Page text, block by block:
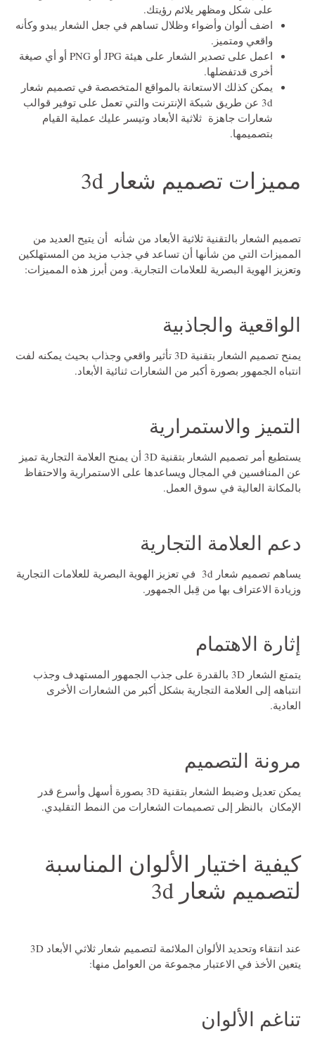
على شكل ومظهر يلائم رؤيتك.
اضف ألوان وأضواء وظلال تساهم في جعل الشعار يبدو وكأنه
واقعي ومتميز.
اعمل على تصدير الشعار على هيئة JPG أو PNG أو أي صيغة
أخرى قدتفضلها.
يمكن كذلك الاستعانة بالمواقع المتخصصة في تصميم شعار
3d عن طريق شبكة الإنترنت والتي تعمل على توفير قوالب
شعارات جاهزة ثلاثية الأبعاد وتيسر عليك عملية القيام
بتصميمها.
مميزات تصميم شعار 3d
تصميم الشعار بالتقنية ثلاثية الأبعاد من شأنه أن يتيح العديد من
المميزات التي من شأنها أن تساعد في جذب مزيد من المستهلكين
وتعزيز الهوية البصرية للعلامات التجارية. ومن أبرز هذه المميزات:
الواقعية والجاذبية
يمنح تصميم الشعار بتقنية 3D تأثير واقعي وجذاب بحيث يمكنه لفت
انتباه الجمهور بصورة أكبر من الشعارات ثنائية الأبعاد.
التميز والاستمرارية
يستطيع أمر تصميم الشعار بتقنية 3D أن يمنح العلامة التجارية تميز
عن المنافسين في المجال ويساعدها على الاستمرارية والاحتفاظ
بالمكانة العالية في سوق العمل.
دعم العلامة التجارية
يساهم تصميم شعار 3d
في تعزيز الهوية البصرية للعلامات التجارية
وزيادة الاعتراف بها من قِبل الجمهور.
إثارة الاهتمام
يتمتع الشعار 3D بالقدرة على جذب الجمهور المستهدف وجذب
انتباهه إلى العلامة التجارية بشكل أكبر من الشعارات الأخرى
العادية.
مرونة التصميم
يمكن تعديل وضبط الشعار بتقنية 3D بصورة أسهل وأسرع قدر
الإمكان بالنظر إلى تصميمات الشعارات من النمط التقليدي.
كيفية اختيار الألوان المناسبة
لتصميم شعار 3d
عند انتقاء وتحديد الألوان الملائمة لتصميم شعار ثلاثي الأبعاد 3D
يتعين الأخذ في الاعتبار مجموعة من العوامل منها:
تناغم الألوان